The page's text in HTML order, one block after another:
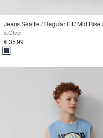
Jeans Seattle / Regular Fit / Mid Rise
s.Oliver
€ 35,99